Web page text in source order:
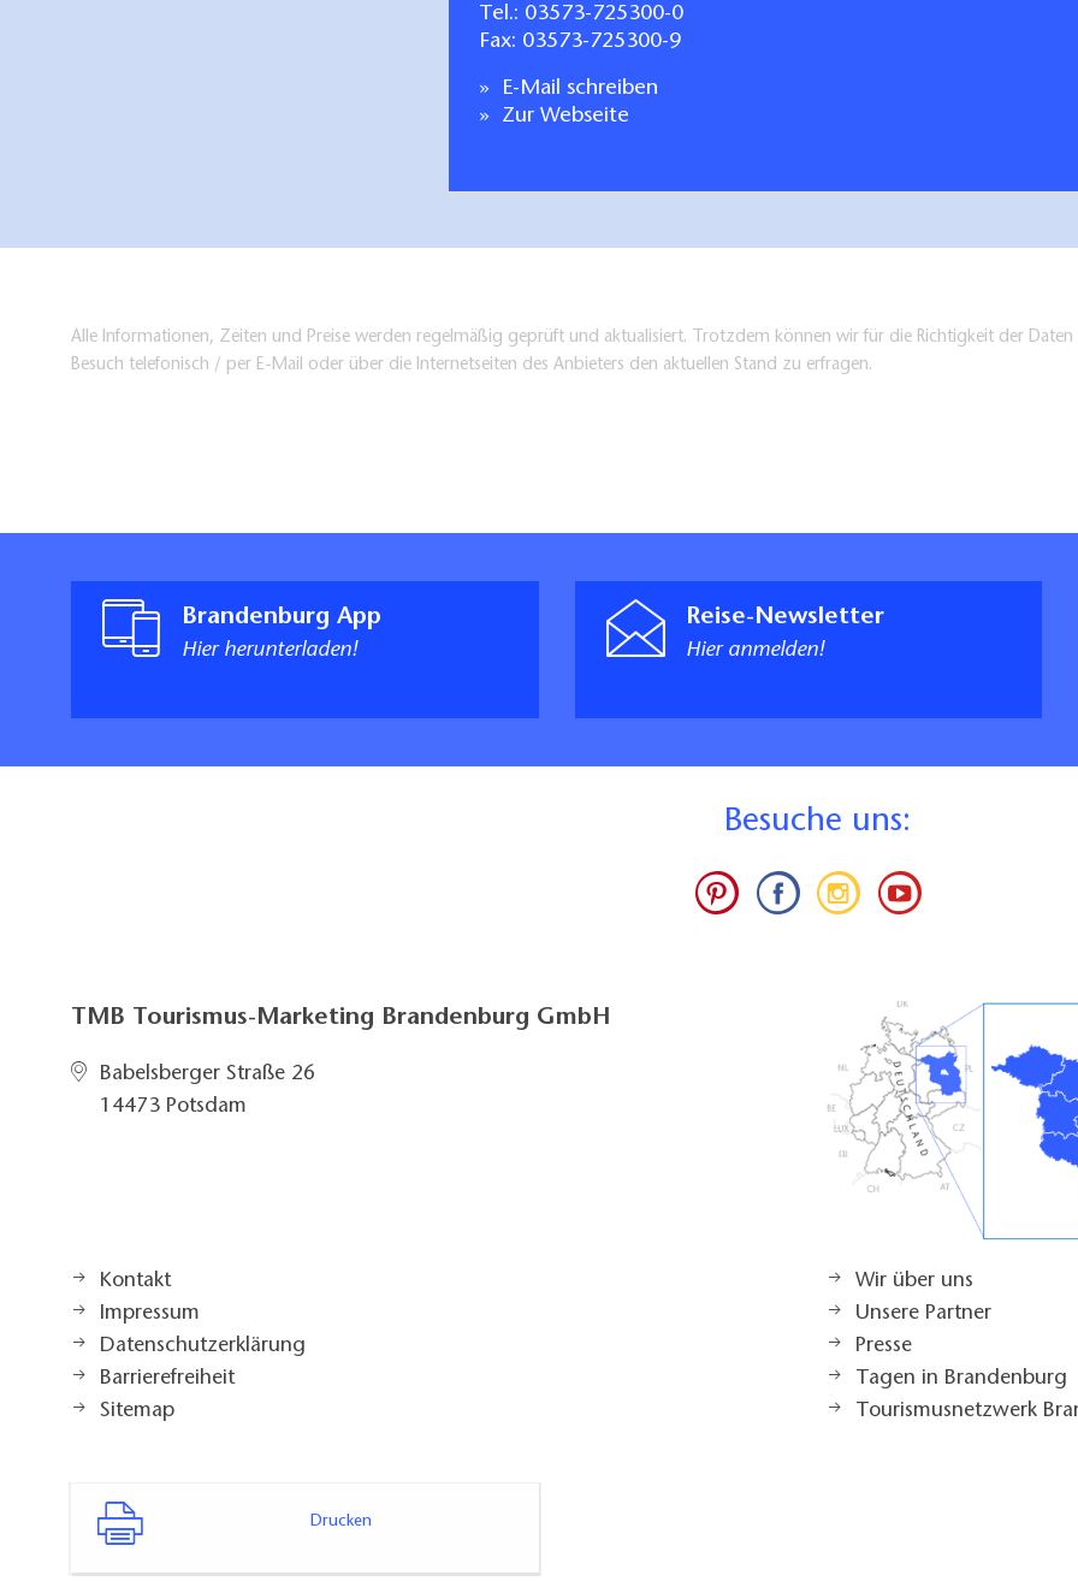
Tel.: 03573-725300-0
Fax: 03573-725300-9
E-Mail schreiben
Zur Webseite
Alle Informationen, Zeiten und Preise werden regelmäßig geprüft und aktualisiert. Trotzdem können wir für die Richtigkeit der
Besuch telefonisch / per E-Mail oder über die Internetseiten des Anbieters den aktuellen Stand zu erfragen.
Brandenburg App
Hier herunterladen!
Reise-Newsletter
Hier anmelden!
Besuche uns:
TMB Tourismus-Marketing Brandenburg GmbH
Babelsberger Straße 26
14473 Potsdam
Kontakt
Impressum
Datenschutzerklärung
Barrierefreiheit
Sitemap
Wir über uns
Unsere Partner
Presse
Tagen in Brandenburg
Tourismusnetzwerk
Drucken